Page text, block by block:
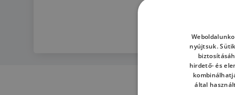
nyújtsuk.
hirdető- és
által